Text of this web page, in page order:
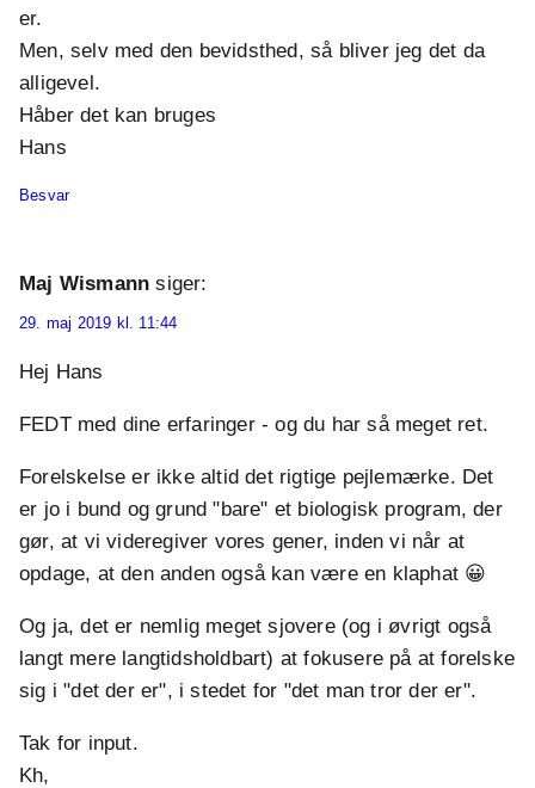
er.
Men, selv med den bevidsthed, så bliver jeg det da
alligevel.
Håber det kan bruges
Hans
Besvar
Maj Wismann siger:
29. maj 2019 kl. 11:44
Hej Hans
FEDT med dine erfaringer - og du har så meget ret.
Forelskelse er ikke altid det rigtige pejlemærke. Det
er jo i bund og grund "bare" et biologisk program, der
gør, at vi videregiver vores gener, inden vi når at
opdage, at den anden også kan være en klaphat 😀
Og ja, det er nemlig meget sjovere (og i øvrigt også
langt mere langtidsholdbart) at fokusere på at forelske
sig i "det der er", i stedet for "det man tror der er".
Tak for input.
Kh,